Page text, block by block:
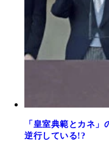
「皇室典範とカネ
逆行している!?